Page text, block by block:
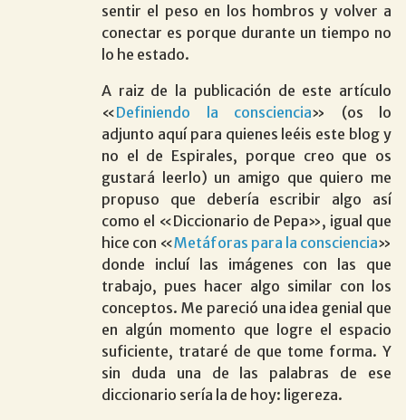
sentir el peso en los hombros y volver a
conectar es porque durante un tiempo no
lo he estado.
A raiz de la publicación de este artículo
«Definiendo la consciencia» (os lo
adjunto aquí para quienes leéis este blog y
no el de Espirales, porque creo que os
gustará leerlo) un amigo que quiero me
propuso que debería escribir algo así
como el «Diccionario de Pepa», igual que
hice con «Metáforas para la consciencia»
donde incluí las imágenes con las que
trabajo, pues hacer algo similar con los
conceptos. Me pareció una idea genial que
en algún momento que logre el espacio
suficiente, trataré de que tome forma. Y
sin duda una de las palabras de ese
diccionario sería la de hoy: ligereza.